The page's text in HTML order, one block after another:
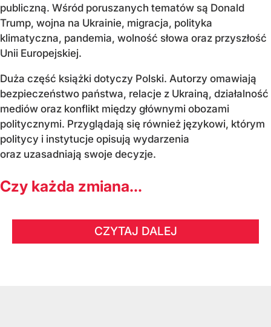
publiczną. Wśród poruszanych tematów są Donald
Trump, wojna na Ukrainie, migracja, polityka
klimatyczna, pandemia, wolność słowa oraz przyszłość
Unii Europejskiej.
Duża część książki dotyczy Polski. Autorzy omawiają
bezpieczeństwo państwa, relacje z Ukrainą, działalność
mediów oraz konflikt między głównymi obozami
politycznymi. Przyglądają się również językowi, którym
politycy i instytucje opisują wydarzenia
oraz uzasadniają swoje decyzje.
Czy każda zmiana...
CZYTAJ DALEJ